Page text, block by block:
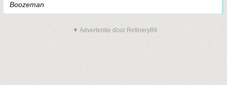
Boozeman
▼ Advertentie door Refinery89